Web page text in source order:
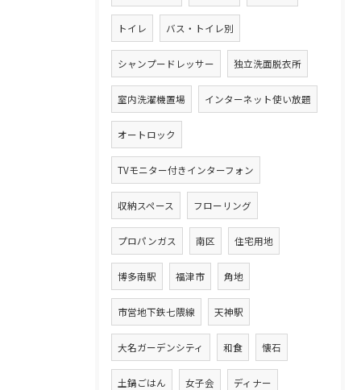
トイレ バス・トイレ別
シャンプードレッサー 独立洗面脱衣所
室内洗濯機置場 インターネット使い放題
オートロック
TVモニター付きインターフォン
収納スペース フローリング
プロパンガス 南区 住宅用地
博多南駅 福津市 角地
市営地下鉄七隈線 天神駅
大名ガーデンシティ 和食 懐石
土鍋ごはん 女子会 ディナー